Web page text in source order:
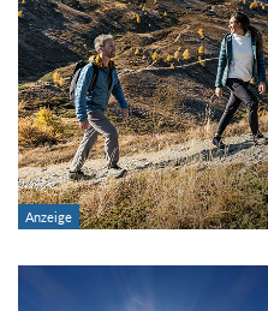
Region:
Gebirge:
Art der Tour: